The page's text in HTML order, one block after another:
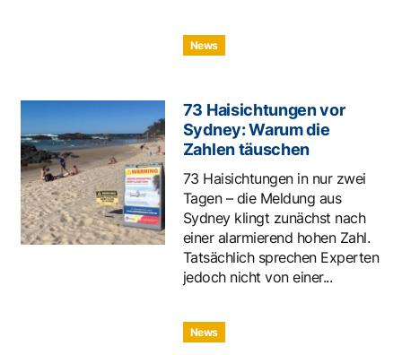
News
73 Haisichtungen vor
Sydney: Warum die
Zahlen täuschen
73 Haisichtungen in nur zwei
Tagen – die Meldung aus
Sydney klingt zunächst nach
einer alarmierend hohen Zahl.
Tatsächlich sprechen Experten
jedoch nicht von einer...
News